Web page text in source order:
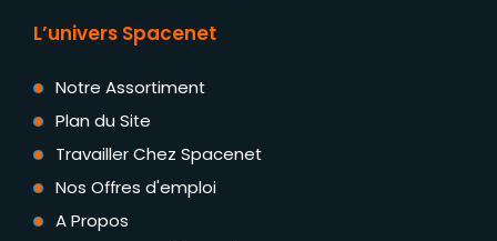
L’univers Spacenet
Notre Assortiment
Plan du Site
Travailler Chez Spacenet
Nos Offres d'emploi
A Propos